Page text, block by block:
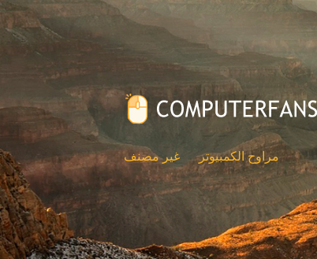
مراوح الكمبيوتر غير مصنف